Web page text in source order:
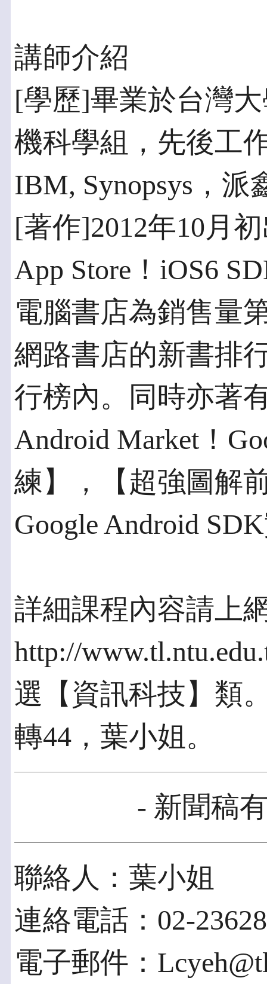
講師介紹
[學歷]畢業於台灣
機科學組，先後工
IBM, Synopsys，派
[著作]2012年10月
App Store！iOS6
電腦書店為銷售量
網路書店的新書排
行榜內。同時亦著
Android Market！
練】，【超強圖解
Google Android
詳細課程內容請上
http://
選【資訊科技】類
轉44，葉小姐。
- 新聞稿
聯絡人：葉小姐
連絡電話：02-
電子郵件：